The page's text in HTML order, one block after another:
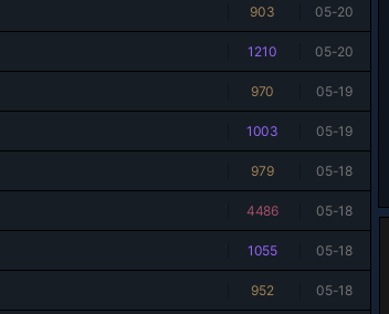
903 05-20
1210 05-20
970 05-19
1003 05-19
979 05-18
4486 05-18
1055 05-18
952 05-18